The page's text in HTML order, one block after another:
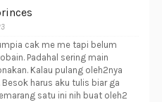
cak me me tapi belum
Padahal sering main
Kalau pulang oleh2nya
harus aku tulis biar ga
satu ini nih buat oleh2